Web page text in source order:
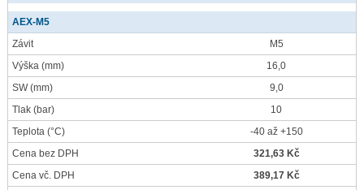
AEX-M5
Závit
M5
Výška (mm)
16,0
SW(mm)
9,0
Tlak (bar)
10
Teplota (°C)
-40 až +150
Cena bez DPH
321,63 Kč
Cena vč. DPH
389,17 Kč